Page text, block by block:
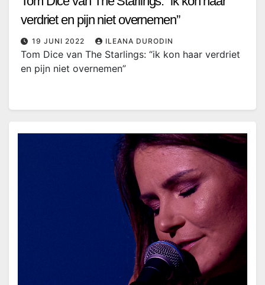
verdriet en pijn niet overnemen”
19 JUNI 2022 ILEANA DURODIN
Tom Dice van The Starlings: “ik kon haar verdriet
en pijn niet overnemen”